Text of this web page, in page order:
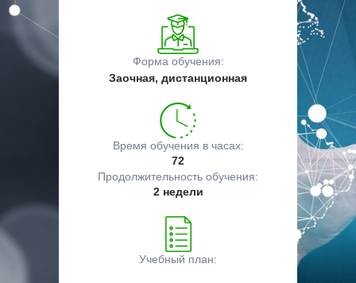
Форма обучения:
Заочная, дистанционная
Время обучения в часах:
72
Продолжительность обучения:
2 недели
Учебный план: